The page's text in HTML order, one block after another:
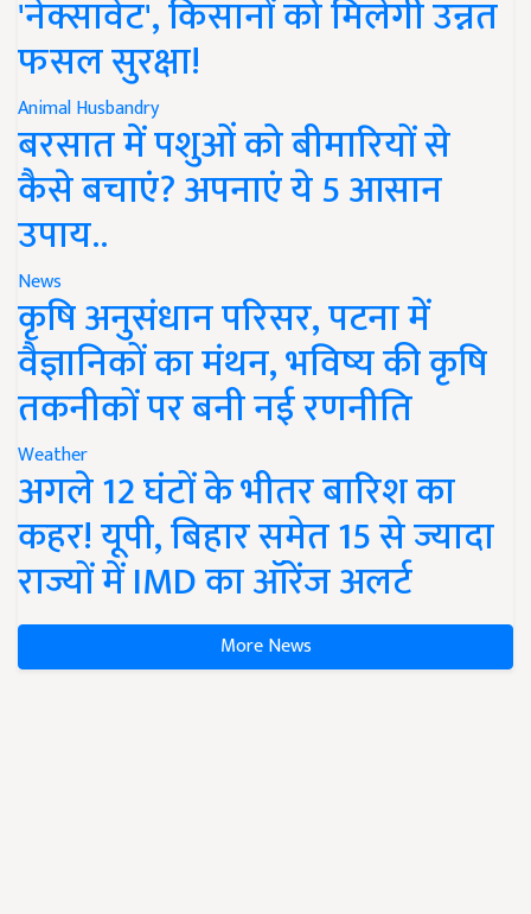
'नेक्सावेट', किसानों को मिलेगी उन्नत
फसल सुरक्षा!
Animal Husbandry
बरसात में पशुओं को बीमारियों से
कैसे बचाएं? अपनाएं ये 5 आसान
उपाय..
News
कृषि अनुसंधान परिसर, पटना में
वैज्ञानिकों का मंथन, भविष्य की कृषि
तकनीकों पर बनी नई रणनीति
Weather
अगले 12 घंटों के भीतर बारिश का
कहर! यूपी, बिहार समेत 15 से ज्यादा
राज्यों में IMD का ऑरेंज अलर्ट
More News